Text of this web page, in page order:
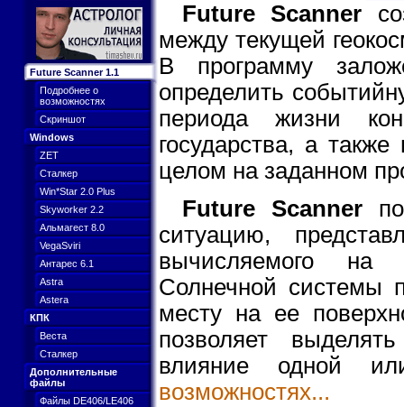
Future Scanner 1.1
Подробнее о
возможностях
Скриншот
Windows
ZET
Сталкер
Win*Star 2.0 Plus
Skyworker 2.2
Альмагест 8.0
VegaSviri
Антарес 6.1
Astra
Astera
КПК
Веста
Сталкер
Дополнительные
файлы
Файлы DE406/LE406
Future Scanner
между текущей
В программу
определить
периода жизни
государства, а
целом на заданном
Future Scanner
ситуацию,
вычисляемого на
Солнечной системы
месту на ее
позволяет
влияние одной
возможностях...